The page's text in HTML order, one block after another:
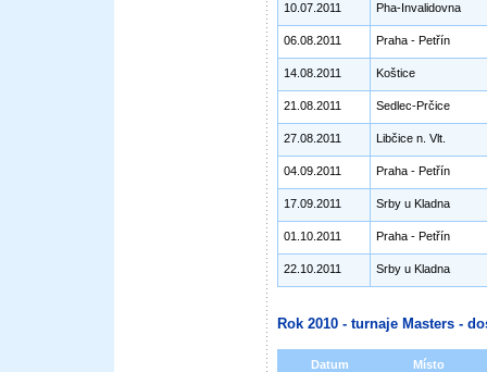
10.07.2011 Pha-Invalidovna
06.08.2011 Praha - Petřín
14.08.2011 Koštice
21.08.2011 Sedlec-Prčice
27.08.2011 Libčice n. Vlt.
04.09.2011 Praha - Petřín
17.09.2011 Srby u Kladna
01.10.2011 Praha - Petřín
22.10.2011 Srby u Kladna
Rok 2010 - turnaje Masters -
Datum Místo